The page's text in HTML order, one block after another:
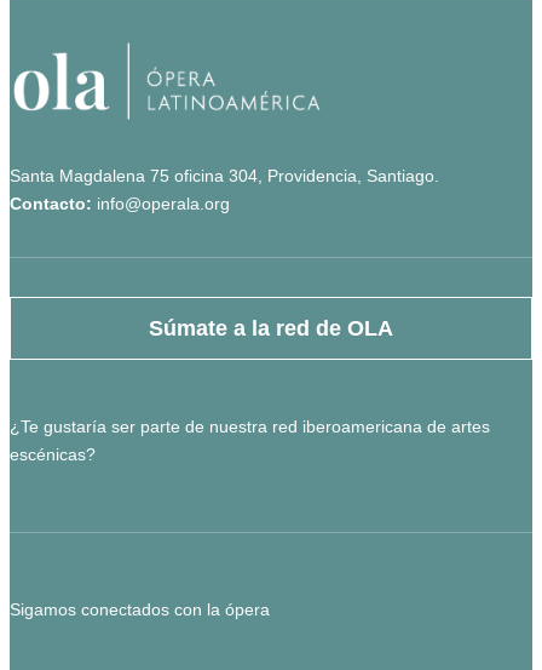
Santa Magdalena 75 oficina 304, Providencia, Santiago.
Contacto: info@operala.org
Súmate a la red de OLA
¿Te gustaría ser parte de nuestra red iberoamericana de artes
escénicas?
Sigamos conectados con la ópera